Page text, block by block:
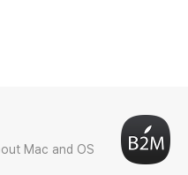
Mac and OS